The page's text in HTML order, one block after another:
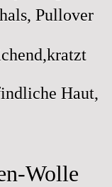
Pullover
Haut,
Wolle